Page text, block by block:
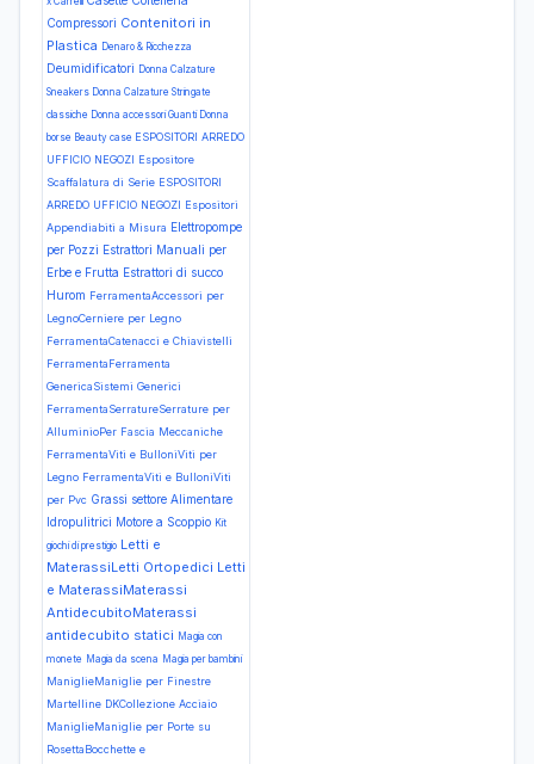
Compressori Contenitori in
Plastica Denaro & Ricchezza
Deumidificatori Donna Calzature
Sneakers Donna Calzature Stringate
classiche Donna accessori Guanti Donna
borse Beauty case ESPOSITORI ARREDO
UFFICIO NEGOZI Espositore
Scaffalatura di Serie ESPOSITORI
ARREDO UFFICIO NEGOZI Espositori
Appendiabiti a Misura Elettropompe
per Pozzi Estrattori Manuali per
Erbe e Frutta Estrattori di succo
Hurom FerramentaAccessori per
LegnoCerniere per Legno
FerramentaCatenacci e Chiavistelli
FerramentaFerramenta
GenericaSistemi Generici
FerramentaSerratureSerrature per
AlluminioPer Fascia Meccaniche
FerramentaViti e BulloniViti per
Legno FerramentaViti e BulloniViti
per Pvc Grassi settore Alimentare
Idropulitrici Motore a Scoppio Kit
giochi di prestigio Letti e
MaterassiLetti Ortopedici Letti
e MaterassiMaterassi
AntidecubitoMaterassi
antidecubito statici Magia con
monete Magia da scena Magia per bambini
ManiglieManiglie per Finestre
Martelline DKCollezione Acciaio
ManiglieManiglie per Porte su
RosettaBocchette e